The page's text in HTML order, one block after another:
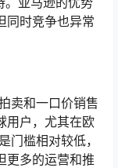
同时竞争也异常
卖和一口价销售
用户，尤其在欧
门槛相对较低，
更多的运营和推